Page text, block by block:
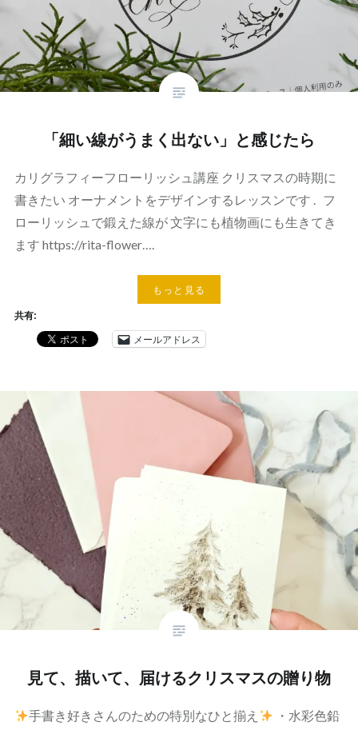
「細い線がうまく出ない」と感じたら
カリグラフィーフローリッシュ講座 クリスマスの時期に
書きたい オーナメントをデザインするレッスンです . フ
ローリッシュで鍛えた線が 文字にも植物画にも生きてき
ます https://rita-flower….
もっと見る
共有:
メールアドレス
見て、描いて、届けるクリスマスの贈り物
手書き好きさんのための特別なひと揃え
・水彩色鉛